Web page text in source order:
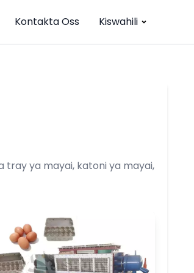
Kontakta Oss Kiswahili
tray ya mayai, katoni ya mayai,